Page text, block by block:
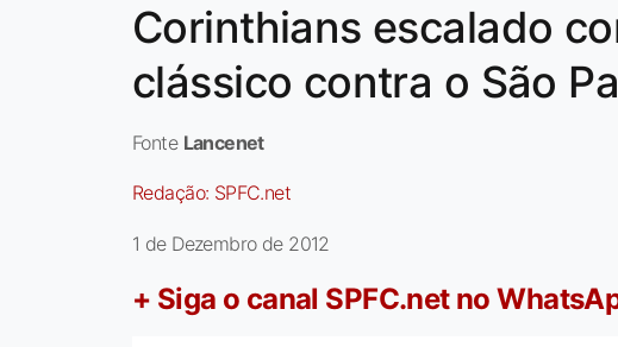
Corinthians escalado
clássico contra o São
Fonte Lancenet
Redação: SPFC.net
1 de Dezembro de 2012
+ Siga o canal SPFC.net no